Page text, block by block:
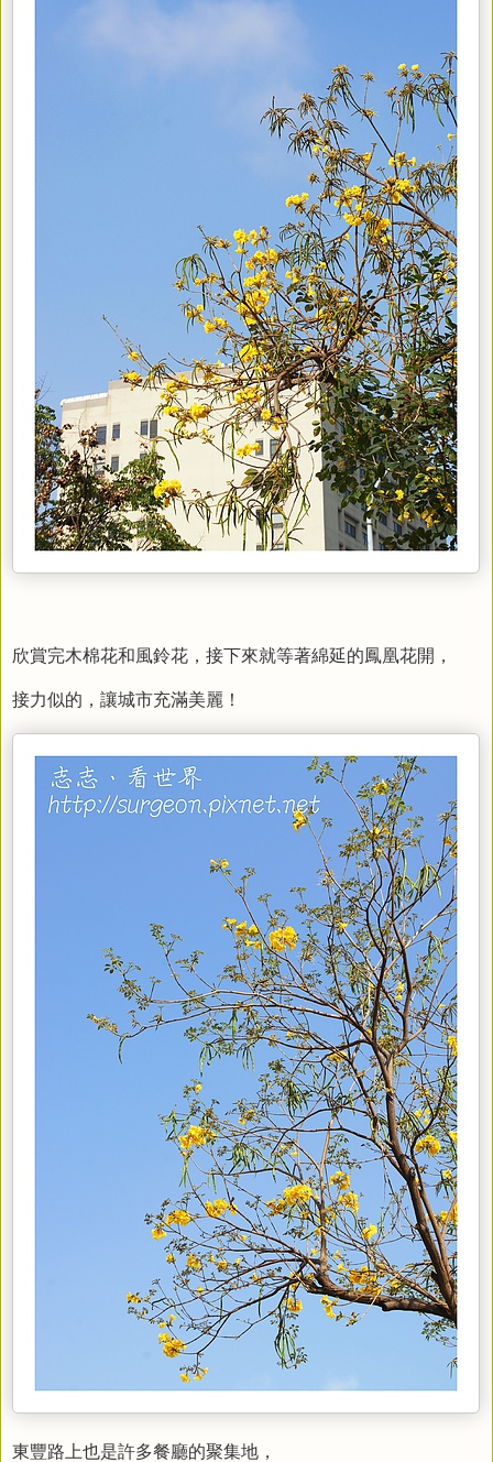
欣賞完木棉花和風鈴花，接下來就等著綿延的鳳凰花開，
接力似的，讓城市充滿美麗！
東豐路上也是許多餐廳的聚集地，